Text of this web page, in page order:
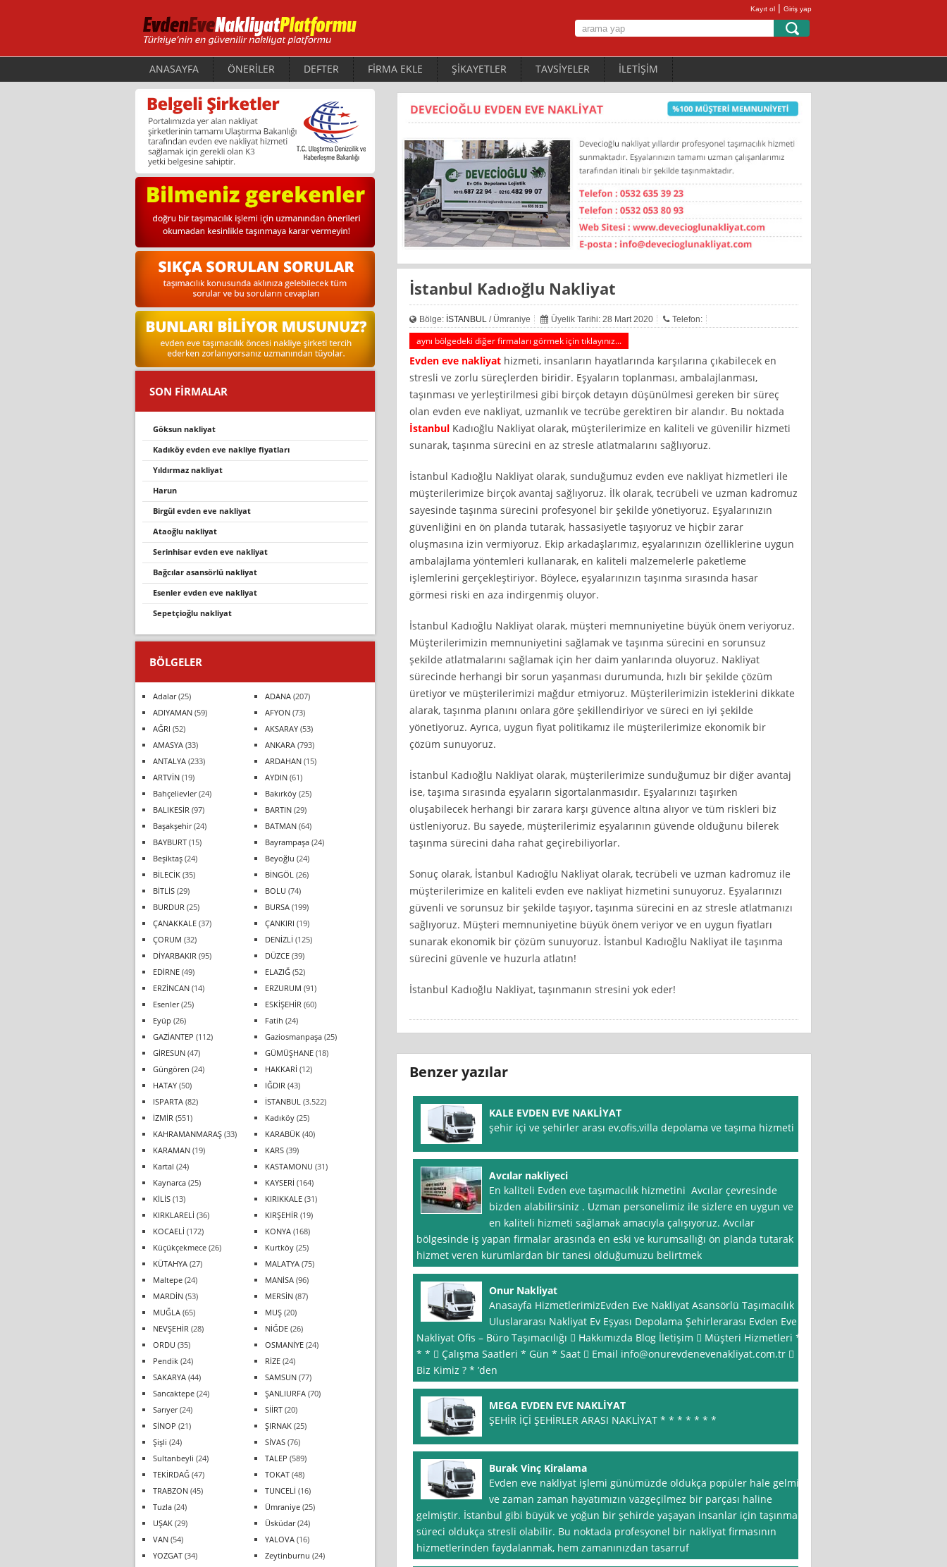
Kayıt ol | Giriş yap
ANASAYFA ÖNERİLER DEFTER FİRMA EKLE ŞİKAYETLER TAVSİYELER İLETİŞİM
İstanbul Kadıoğlu Nakliyat
Bölge: İSTANBUL/ Ümraniye Üyelik Tarihi: 28 Mart 2020 Telefon:
aynı bölgedeki diğer firmaları görmek için tıklayınız...
Evden eve nakliyathizmeti, insanların hayatlarında karşılarına çıkabilecek en
stresli ve zorlu süreçlerden biridir. Eşyaların toplanması, ambalajlanması,
taşınması ve yerleştirilmesi gibi birçok detayın düşünülmesi gereken bir süreç
olan evden eve nakliyat, uzmanlık ve tecrübe gerektiren bir alandır. Bu noktada
İstanbulKadıoğlu Nakliyat olarak, müşterilerimize en kaliteli ve güvenilir hizmeti
sunarak, taşınma sürecini en az stresle atlatmalarını sağlıyoruz.
İstanbul Kadıoğlu Nakliyat olarak, sunduğumuz evden eve nakliyat hizmetleri ile
müşterilerimize birçok avantaj sağlıyoruz. İlk olarak, tecrübeli ve uzman kadromuz
sayesinde taşınma sürecini profesyonel bir şekilde yönetiyoruz. Eşyalarınızın
güvenliğini en ön planda tutarak, hassasiyetle taşıyoruz ve hiçbir zarar
oluşmasına izin vermiyoruz. Ekip arkadaşlarımız, eşyalarınızın özelliklerine uygun
ambalajlama yöntemleri kullanarak, en kaliteli malzemelerle paketleme
işlemlerini gerçekleştiriyor. Böylece, eşyalarınızın taşınma sırasında hasar
görmesi riski en aza indirgenmiş oluyor.
İstanbul Kadıoğlu Nakliyat olarak, müşteri memnuniyetine büyük önem veriyoruz.
Müşterilerimizin memnuniyetini sağlamak ve taşınma sürecini en sorunsuz
şekilde atlatmalarını sağlamak için her daim yanlarında oluyoruz. Nakliyat
sürecinde herhangi bir sorun yaşanması durumunda, hızlı bir şekilde çözüm
üretiyor ve müşterilerimizi mağdur etmiyoruz. Müşterilerimizin isteklerini dikkate
alarak, taşınma planını onlara göre şekillendiriyor ve süreci en iyi şekilde
yönetiyoruz. Ayrıca, uygun fiyat politikamız ile müşterilerimize ekonomik bir
çözüm sunuyoruz.
İstanbul Kadıoğlu Nakliyat olarak, müşterilerimize sunduğumuz bir diğer avantaj
ise, taşıma sırasında eşyaların sigortalanmasıdır. Eşyalarınızı taşırken
oluşabilecek herhangi bir zarara karşı güvence altına alıyor ve tüm riskleri biz
üstleniyoruz. Bu sayede, müşterilerimiz eşyalarının güvende olduğunu bilerek
taşınma sürecini daha rahat geçirebiliyorlar.
Sonuç olarak, İstanbul Kadıoğlu Nakliyat olarak, tecrübeli ve uzman kadromuz ile
müşterilerimize en kaliteli evden eve nakliyat hizmetini sunuyoruz. Eşyalarınızı
güvenli ve sorunsuz bir şekilde taşıyor, taşınma sürecini en az stresle atlatmanızı
sağlıyoruz. Müşteri memnuniyetine büyük önem veriyor ve en uygun fiyatları
sunarak ekonomik bir çözüm sunuyoruz. İstanbul Kadıoğlu Nakliyat ile taşınma
sürecini güvenle ve huzurla atlatın!
İstanbul Kadıoğlu Nakliyat, taşınmanın stresini yok eder!
Benzer yazılar
KALE EVDEN EVE NAKLİYAT
şehir içi ve şehirler arası ev,ofis,villa depolama ve taşıma hizmeti
Avcılar nakliyeci
En kaliteli Evden eve taşımacılık hizmetini Avcılar çevresinde
bizden alabilirsiniz . Uzman personelimiz ile sizlere en uygun ve
en kaliteli hizmeti sağlamak amacıyla çalışıyoruz. Avcılar
bölgesinde iş yapan firmalar arasında en eski ve kurumsallığı ön planda tutarak
hizmet veren kurumlardan bir tanesi olduğumuzu belirtmek
Onur Nakliyat
Anasayfa HizmetlerimizEvden Eve Nakliyat Asansörlü Taşımacılık
Uluslararası Nakliyat Ev Eşyası Depolama Şehirlerarası Evden Eve
Nakliyat Ofis – Büro Taşımacılığı  Hakkımızda Blog İletişim  Müşteri Hizmetleri *
* *  Çalışma Saatleri * Gün * Saat  Email info@onurevdenevenakliyat.com.tr
Biz Kimiz ? * ’den
MEGA EVDEN EVE NAKLİYAT
ŞEHİR İÇİ ŞEHİRLER ARASI NAKLİYAT * * * * * * *
Burak Vinç Kiralama
Evden eve nakliyat işlemi günümüzde oldukça popüler hale gelmiş
ve zaman zaman hayatımızın vazgeçilmez bir parçası haline
gelmiştir. İstanbul gibi büyük ve yoğun bir şehirde yaşayan insanlar için taşınma
süreci oldukça stresli olabilir. Bu noktada profesyonel bir nakliyat firmasının
hizmetlerinden faydalanmak, hem zamanınızdan tasarruf
SON FİRMALAR
göksun nakli̇yat
kadıköy evden eve nakliye fiyatları
yıldırmaz nakliyat
harun
birgül evden eve nakliyat
ataoğlu nakliyat
seri̇nhi̇sar evden eve nakli̇yat
bağcılar asansörlü nakliyat
esenler evden eve nakli̇yat
sepetçioğlu nakliyat
BÖLGELER
Adalar(25) ADANA (207)
ADIYAMAN (59) AFYON (73)
AĞRI (52) AKSARAY (53)
AMASYA (33) ANKARA (793)
ANTALYA (233) ARDAHAN (15)
ARTVİN (19) AYDIN (61)
Bahçelievler(24) Bakırköy (25)
BALIKESİR (97) BARTIN (29)
Başakşehir(24) BATMAN (64)
BAYBURT (15) Bayrampaşa (24)
Beşiktaş (24) Beyoğlu (24)
BİLECİK (35) BİNGÖL (26)
BİTLİS (29) BOLU (74)
BURDUR (25) BURSA (199)
ÇANAKKALE (37) ÇANKIRI (19)
ÇORUM (32) DENİZLİ (125)
DİYARBAKIR (95) DÜZCE (39)
EDİRNE (49) ELAZIĞ (52)
ERZİNCAN (14) ERZURUM (91)
Esenler(25) ESKİŞEHİR (60)
Eyüp (26) Fatih (24)
GAZİANTEP (112) Gaziosmanpaşa (25)
GİRESUN (47) GÜMÜŞHANE (18)
Güngören (24) HAKKARİ (12)
HATAY (50) IĞDIR (43)
ISPARTA (82) İSTANBUL (3.522)
İZMİR (551) Kadıköy (25)
KAHRAMANMARAŞ (33) KARABÜK (40)
KARAMAN (19) KARS (39)
Kartal (24) KASTAMONU (31)
Kaynarca (25) KAYSERİ (164)
KİLİS (13) KIRIKKALE (31)
KIRKLARELİ (36) KIRŞEHİR (19)
KOCAELİ (172) KONYA (168)
Küçükçekmece (26) Kurtköy (25)
KÜTAHYA (27) MALATYA (75)
Maltepe (24) MANİSA (96)
MARDİN (53) MERSİN (87)
MUĞLA (65) MUŞ (20)
NEVŞEHİR (28) NİĞDE (26)
ORDU (35) OSMANİYE (24)
Pendik (24) RİZE (24)
SAKARYA (44) SAMSUN (77)
Sancaktepe (24) ŞANLIURFA (70)
Sarıyer(24) SİİRT (20)
SİNOP (21) ŞIRNAK (25)
Şişli (24) SİVAS (76)
Sultanbeyli (24) TALEP (589)
TEKİRDAĞ (47) TOKAT (48)
TRABZON (45) TUNCELİ (16)
Tuzla (24) Ümraniye (25)
UŞAK (29) Üsküdar(24)
VAN (54) YALOVA (16)
YOZGAT (34) Zeytinburnu (24)